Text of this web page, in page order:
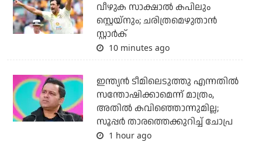
വീഴുക സാക്ഷാല്‍ കപിലും
സ്റ്റെയ്‌നും; ചരിത്രമെഴുതാന്‍
സ്റ്റാര്‍ക്
10 minutes ago
ഇന്ത്യന്‍ ടീമിലെടുത്തു എന്നതില്‍
സന്തോഷിക്കാമെന്ന് മാത്രം,
അതില്‍ കവിഞ്ഞൊന്നുമില്ല;
സൂപ്പര്‍ താരത്തെക്കുറിച്ച് ചോപ്ര
1 hour ago